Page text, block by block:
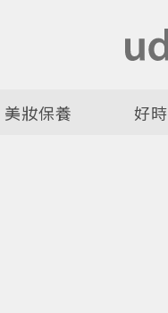
美妝保養 好